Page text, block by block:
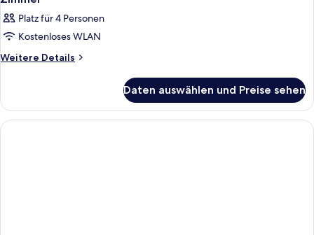
Platz für 4 Personen
Kostenloses WLAN
Weitere Details
Weitere
Daten auswählen und Preise sehen